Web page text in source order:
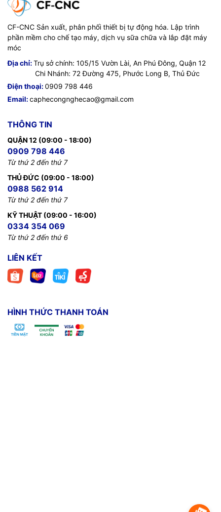
CF-CNC Sản xuất, phân phối thiết bị tự động hóa. Lập trình
phần mềm cho chế tạo máy, dịch vụ sữa chữa và lắp đặt máy
móc
Địa chỉ:Trụ sở chính: 105/15 Vườn Lài, An Phú Đông, Quận 12
Chi Nhánh: 72 Đường 475, Phước Long B, Thủ Đức
Điện thoại:0909 798 446
Email:caphecongnghecao@gmail.com
THÔNG TIN
QUẬN 12 (09:00 - 18:00)
0909 798 446
Từ thứ 2 đến thứ 7
THỦ ĐỨC (09:00 - 18:00)
0988 562 914
Từ thứ 2 đến thứ 7
KỸ THUẬT (09:00 - 16:00)
0334 354 069
Từ thứ 2 đến thứ 6
LIÊN KẾT
HÌNH THỨC THANH TOÁN